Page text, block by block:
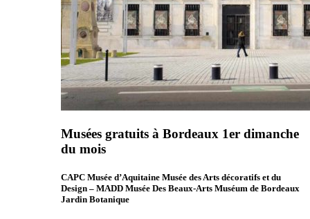
Musées gratuits à Bordeaux 1er dimanche
du mois
CAPC Musée d’Aquitaine Musée des Arts décoratifs et du
Design – MADD Musée Des Beaux-Arts Muséum de Bordeaux
Jardin Botanique